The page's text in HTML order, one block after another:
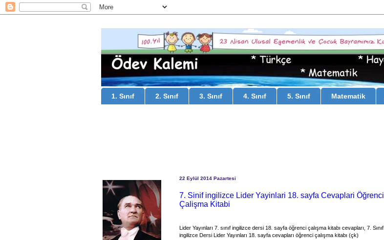
1. Sınıf 2. Sınıf 3. Sınıf 4. Sınıf 5. Sınıf Matematik
22 Eylül 2014 Pazartesi
7. Sinif ingilizce Lider Yayinlari 18. sayfa Cevaplari Öğrenci
Çalişma Kitabi
Lider Yayınları 7. sınıf ingilizce dersi 18. sayfa öğrenci çalışma kitabı cevapları, 7. Sınıf
ingilizce Dersi Lider Yayınları 18. sayfa cevapları öğrenci çalışma kitabı (çk)